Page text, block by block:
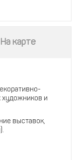
На карте
художников и
выставок,